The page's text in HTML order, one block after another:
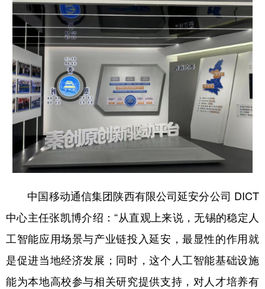
中国移动通信集团陕西有限公司延安分公司 DICT
中心主任张凯博介绍：“从直观上来说，无锡的稳定人
工智能应用场景与产业链投入延安，最显性的作用就
是促进当地经济发展；同时，这个人工智能基础设施
能为本地高校参与相关研究提供支持，对人才培养有